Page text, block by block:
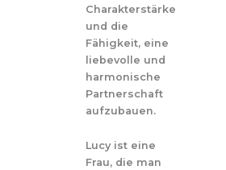
Charakterstärke
und die
Fähigkeit, eine
liebevolle und
harmonische
Partnerschaft
aufzubauen.
Lucy ist eine
Frau, die man